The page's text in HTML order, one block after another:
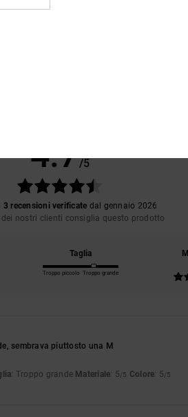
4.7/5
3 recensioni verificate dal gennaio 2026
dei nostri clienti consiglia questo prodotto
Taglia
Troppo piccolo Troppo grande
sembrava piuttosto una M
: Troppo grande Materiale: 5/5 Colore: 5/5